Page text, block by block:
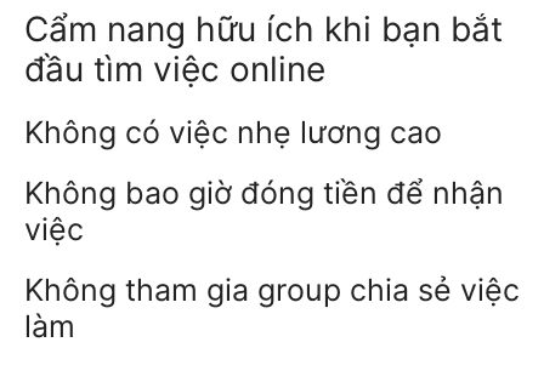
Cẩm nang hữu ích khi bạn bắt
đầu tìm việc online
Không có việc nhẹ lương cao
Không bao giờ đóng tiền để nhận
việc
Không tham gia group chia sẻ việc
làm